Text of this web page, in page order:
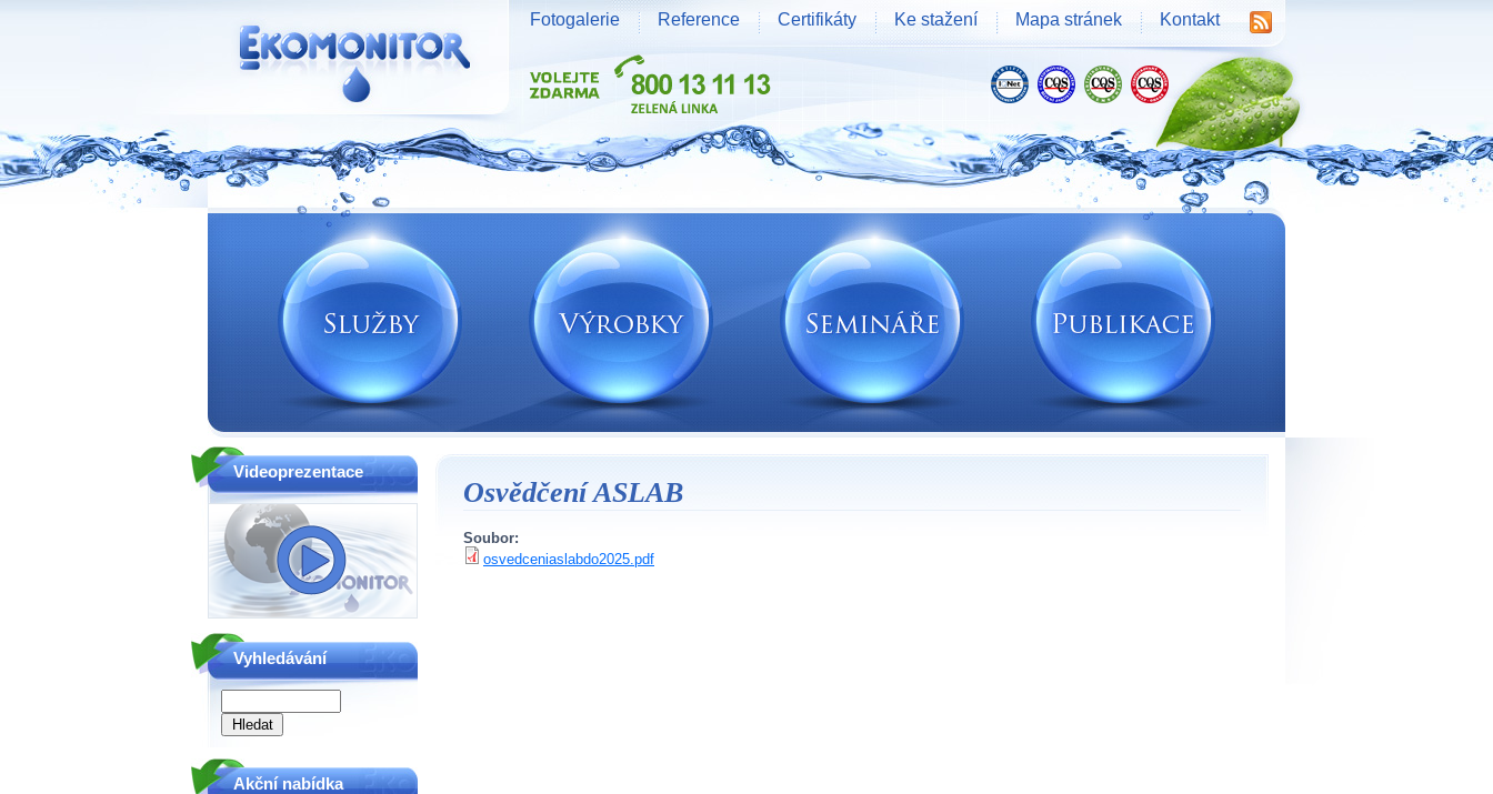
Osvědčení ASLAB
Soubor:
osvedceniaslabdo2025.pdf
Videoprezentace
Vyhledávání
Akční nabídka
Vodní zdroje Ekomonitor spol. s r.o.
Fotogalerie Reference Certifikáty Ke stažení Mapa stránek Kontakt